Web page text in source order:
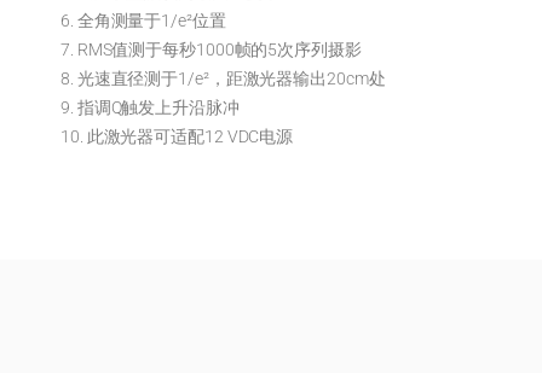
6. 全角测量于1/e²位置
7. RMS值测于每秒1000帧的5次序列摄影
8. 光速直径测于1/e²，距激光器输出20cm处
9. 指调Q触发上升沿脉冲
10. 此激光器可适配12 VDC电源